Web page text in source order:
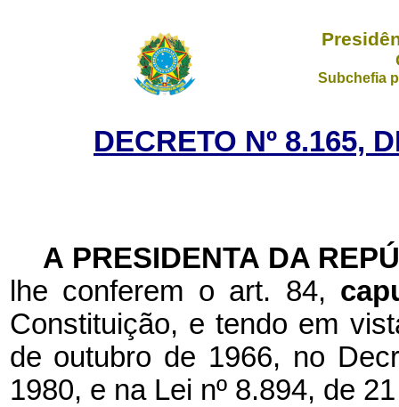
Subchefia
DECRETO Nº 8.165,
A PRESIDENTA DA
lhe conferem o art. 84,
Constituição, e tendo em
de outubro de 1966, no
1980, e na Lei nº 8.894, de